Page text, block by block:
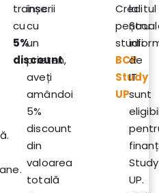
tranșe
cu
5%
discount
înscrii
cu
un
prieten,
aveți
amândoi
5%
discount
din
valoarea
totală
Creditul
pentru
studii
BCR
Study
UP
la
de
IT
sunt
Study
UP.